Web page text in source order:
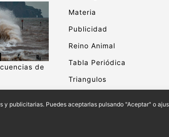
publicitarias. Puedes aceptarlas pulsando "Aceptar" o
de
Materia
Publicidad
Reino Animal
Tabla Periódica
Triangulos